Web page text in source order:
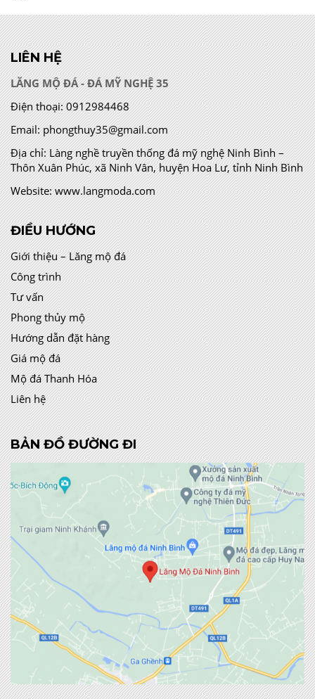
LIÊN HỆ
LĂNG MỘ ĐÁ - ĐÁ MỸ NGHỆ 35
Điện thoại: 0912984468
Email: phongthuy35@gmail.com
Địa chỉ:Làng nghề truyền thống đá mỹ nghệ Ninh Bình –
Thôn Xuân Phúc, xã Ninh Vân, huyện Hoa Lư, tỉnh Ninh Bình
Website: www.langmoda.com
ĐIỀU HƯỚNG
Giới thiệu – Lăng mộ đá
Công trình
Tư vấn
Phong thủy mộ
Hướng dẫn đặt hàng
Giá mộ đá
Mộ đá Thanh Hóa
Liên hệ
BẢN ĐỒ ĐƯỜNG ĐI